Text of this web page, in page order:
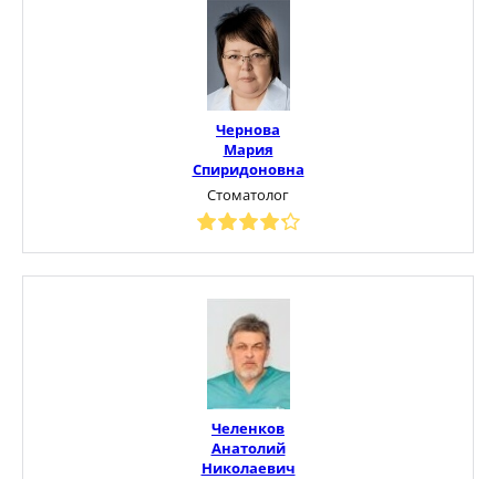
Чернова
Мария
Спиридоновна
Стоматолог
Челенков
Анатолий
Николаевич